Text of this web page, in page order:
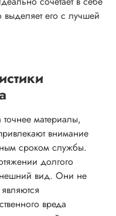
его с лучшей
материалы,
внимание
сроком службы.
долгого
вид. Они не
вреда